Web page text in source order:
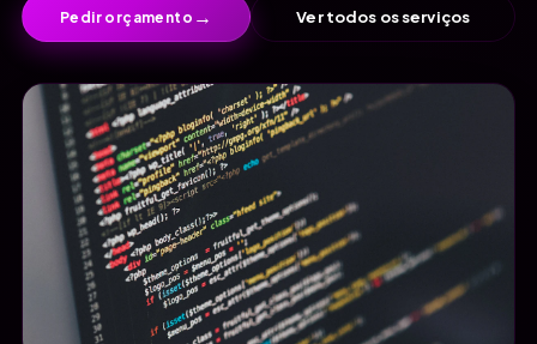
Pedir orçamento → Ver todos os serviços